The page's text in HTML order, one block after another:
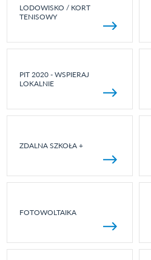
LODOWISKO / KORT
TENISOWY
PIT 2020 - WSPIERAJ
LOKALNIE
ZDALNA SZKOŁA +
FOTOWOLTAIKA